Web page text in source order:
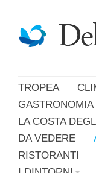
TROPEA
GASTRONOMIA
LA COSTA
DA VEDERE
RISTORANTI